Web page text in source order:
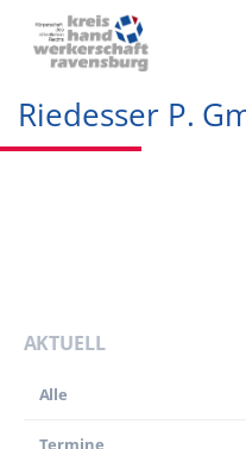
Riedesser P.
AKTUELL
Alle
Termine